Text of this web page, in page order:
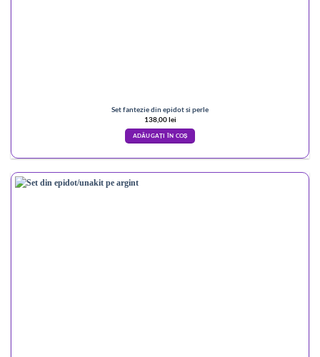
Set fantezie din epidot si perle
138,00lei
ADĂUGAȚI ÎN COȘ